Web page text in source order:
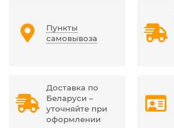
Пункты
самовывоза
Доставка по
Беларуси –
уточняйте при
оформлении